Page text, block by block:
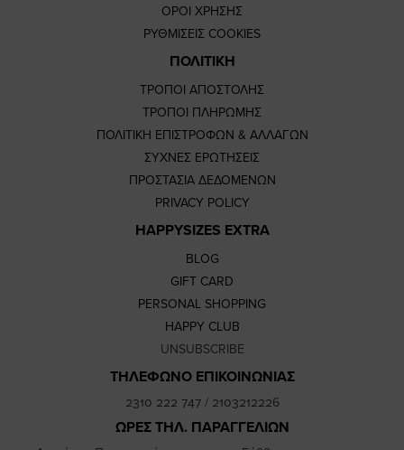
ΟΡΟΙ ΧΡΗΣΗΣ
ΡΥΘΜΙΣΕΙΣ COOKIES
ΠΟΛΙΤΙΚΗ
ΤΡΟΠΟΙ ΑΠΟΣΤΟΛΗΣ
ΤΡΟΠΟΙ ΠΛΗΡΩΜΗΣ
ΠΟΛΙΤΙΚΗ ΕΠΙΣΤΡΟΦΩΝ & ΑΛΛΑΓΩΝ
ΣΥΧΝΕΣ ΕΡΩΤΗΣΕΙΣ
ΠΡΟΣΤΑΣΙΑ ΔΕΔΟΜΕΝΩΝ
PRIVACY POLICY
HAPPYSIZES EXTRA
BLOG
GIFT CARD
PERSONAL SHOPPING
HAPPY CLUB
UNSUBSCRIBE
ΤΗΛΕΦΩΝΟ ΕΠΙΚΟΙΝΩΝΙΑΣ
2310 222 747/ 2103212226
ΩΡΕΣ ΤΗΛ. ΠΑΡΑΓΓΕΛΙΩΝ